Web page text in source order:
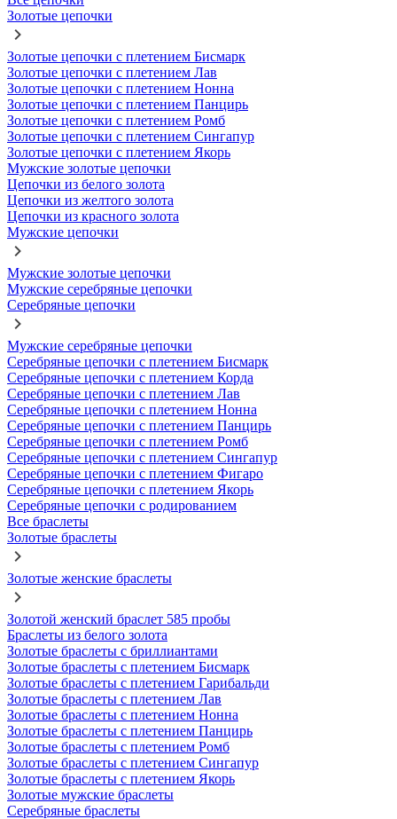
Золотые цепочки
Золотые цепочки с плетением Бисмарк
Золотые цепочки с плетением Лав
Золотые цепочки с плетением Нонна
Золотые цепочки с плетением Панцирь
Золотые цепочки с плетением Ромб
Золотые цепочки с плетением Сингапур
Золотые цепочки с плетением Якорь
Мужские золотые цепочки
Цепочки из белого золота
Цепочки из желтого золота
Цепочки из красного золота
Мужские цепочки
Мужские золотые цепочки
Мужские серебряные цепочки
Серебряные цепочки
Мужские серебряные цепочки
Серебряные цепочки с плетением Бисмарк
Серебряные цепочки с плетением Корда
Серебряные цепочки с плетением Лав
Серебряные цепочки с плетением Нонна
Серебряные цепочки с плетением Панцирь
Серебряные цепочки с плетением Ромб
Серебряные цепочки с плетением Сингапур
Серебряные цепочки с плетением Фигаро
Серебряные цепочки с плетением Якорь
Серебряные цепочки с родированием
Все браслеты
Золотые браслеты
Золотые женские браслеты
Золотой женский браслет 585 пробы
Браслеты из белого золота
Золотые браслеты с бриллиантами
Золотые браслеты с плетением Бисмарк
Золотые браслеты с плетением Гарибальди
Золотые браслеты с плетением Лав
Золотые браслеты с плетением Нонна
Золотые браслеты с плетением Панцирь
Золотые браслеты с плетением Ромб
Золотые браслеты с плетением Сингапур
Золотые браслеты с плетением Якорь
Золотые мужские браслеты
Серебряные браслеты